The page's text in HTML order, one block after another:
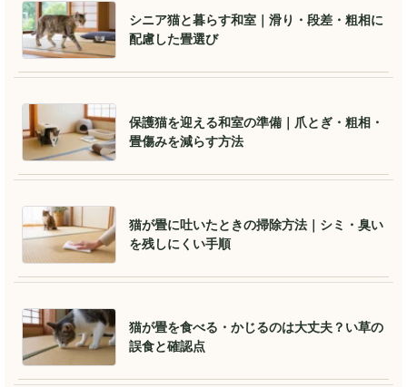
シニア猫と暮らす和室｜滑り・段差・粗相に
配慮した畳選び
保護猫を迎える和室の準備｜爪とぎ・粗相・
畳傷みを減らす方法
猫が畳に吐いたときの掃除方法｜シミ・臭い
を残しにくい手順
猫が畳を食べる・かじるのは大丈夫？い草の
誤食と確認点